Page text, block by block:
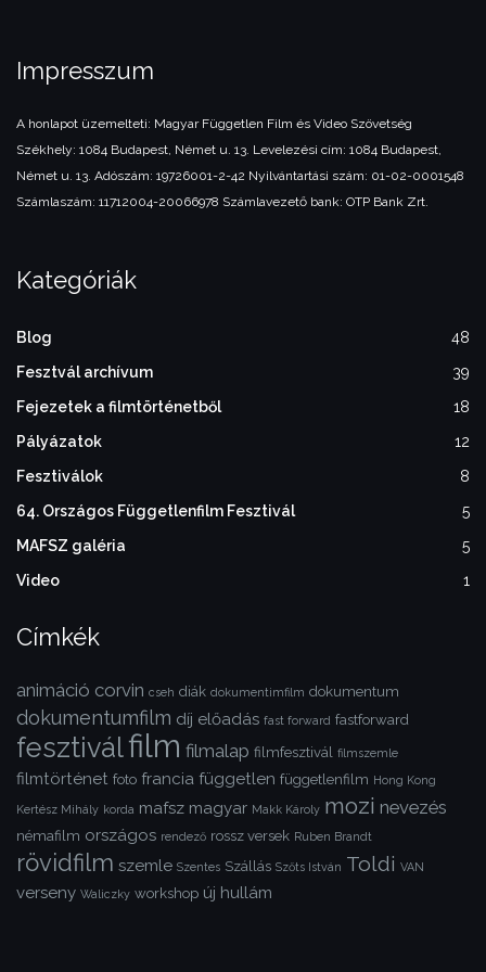
Impresszum
A honlapot üzemelteti: Magyar Független Film és Video Szövetség
Székhely: 1084 Budapest, Német u. 13. Levelezési cím: 1084 Budapest,
Német u. 13. Adószám: 19726001-2-42 Nyilvántartási szám: 01-02-0001548
Számlaszám: 11712004-20066978 Számlavezető bank: OTP Bank Zrt.
Kategóriák
Blog
48
Fesztvál archívum
39
Fejezetek a filmtörténetből
18
Pályázatok
12
Fesztiválok
8
64. Országos Függetlenfilm Fesztivál
5
MAFSZ galéria
5
Video
1
Címkék
animáció corvin cseh diák dokumentimfilm dokumentum
dokumentumfilm díj előadás fast forward fastforward
fesztiválfilm filmalap filmfesztivál filmszemle
filmtörténet foto francia független függetlenfilm Hong Kong
Kertész Mihály korda mafsz magyar Makk Károly mozi nevezés
némafilm országos rendező rossz versek Ruben Brandt
rövidfilm szemle Szentes Szállás Szőts István Toldi VAN
verseny Waliczky workshop új hullám